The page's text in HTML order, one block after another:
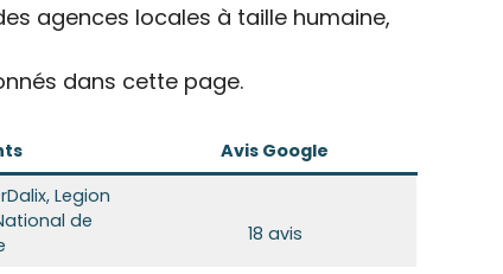
agences locales à taille humaine,
dans cette page.
Avis Google
Legion
de
18 avis